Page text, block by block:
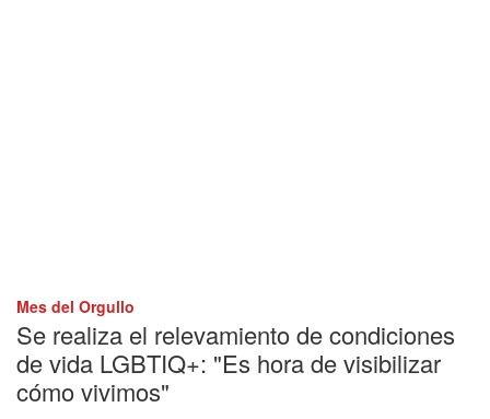
Mes del Orgullo
Se realiza el relevamiento de condiciones
de vida LGBTIQ+: "Es hora de visibilizar
cómo vivimos"